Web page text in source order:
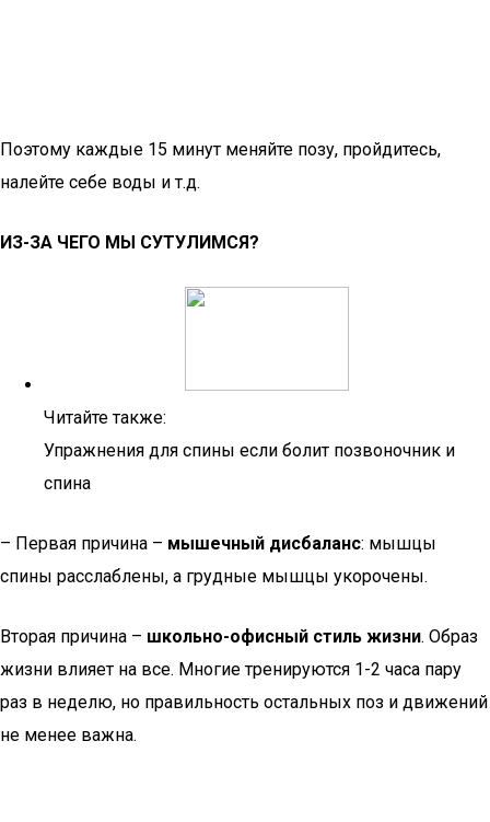
Поэтому каждые 15 минут меняйте позу, пройдитесь,
налейте себе воды и т.д.
ИЗ-ЗА ЧЕГО МЫ СУТУЛИМСЯ?
Читайте также:
Упражнения для спины если болит позвоночник и
спина
– Первая причина – мышечный дисбаланс: мышцы
спины расслаблены, а грудные мышцы укорочены.
Вторая причина – школьно-офисный стиль жизни. Образ
жизни влияет на все. Многие тренируются 1-2 часа пару
раз в неделю, но правильность остальных поз и движений
не менее важна.